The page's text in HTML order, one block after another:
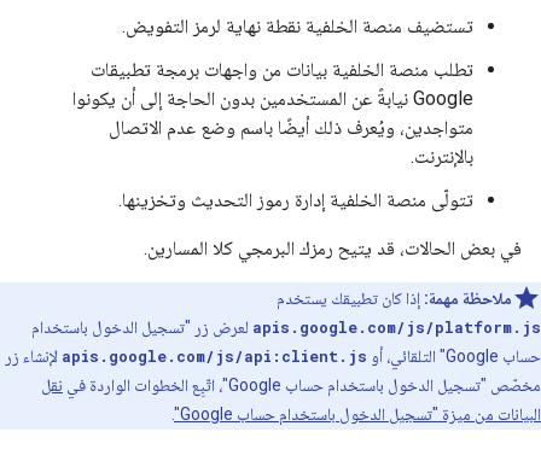
تستضيف منصة الخلفية نقطة نهاية لرمز التفويض.
تطلب منصة الخلفية بيانات من واجهات برمجة تطبيقات
Google نيابةً عن المستخدمين بدون الحاجة إلى أن يكونوا
متواجدين، ويُعرف ذلك أيضًا باسم وضع عدم الاتصال
بالإنترنت.
تتولّى منصة الخلفية إدارة رموز التحديث وتخزينها.
في بعض الحالات، قد يتيح رمزك البرمجي كلا المسارين.
ملاحظة مهمة: إذا كان تطبيقك يستخدم
apis.google.com/js/platform.js لعرض زر "تسجيل الدخول باستخدام
حساب Google" التلقائي، أو
apis.google.com/js/api:client.js لإنشاء زر
مخصّص "تسجيل الدخول باستخدام حساب Google"، اتّبِع الخطوات الواردة في
نقل
البيانات من ميزة "تسجيل الدخول باستخدام حساب Google"